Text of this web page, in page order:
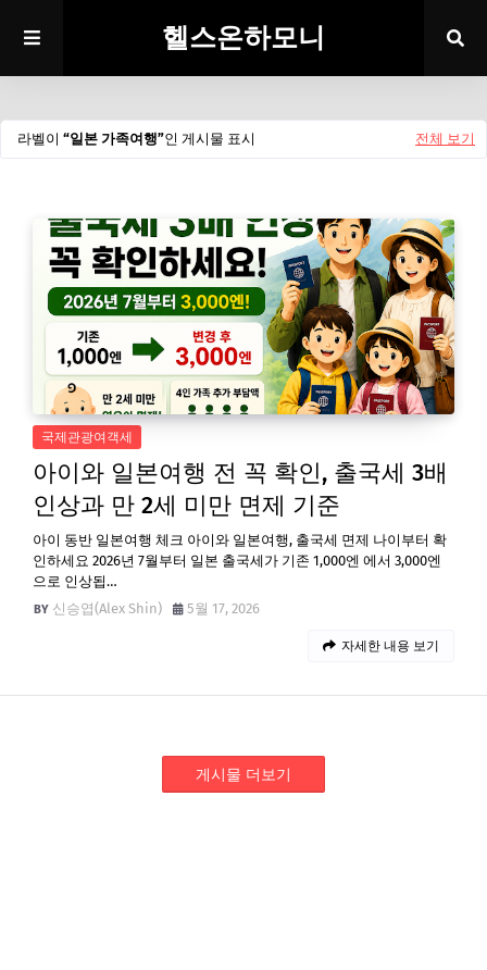
헬스온하모니
라벨이 일본 가족여행 인 게시물 표시 전체 보기
국제관광여객세
아이와 일본여행 전 꼭 확인, 출국세 3배
인상과 만 2세 미만 면제 기준
아이 동반 일본여행 체크 아이와 일본여행, 출국세 면제 나이부터 확
인하세요 2026년 7월부터 일본 출국세가 기존 1,000엔 에서 3,000엔
으로 인상됩…
신승엽(Alex Shin)
5월 17, 2026
자세한 내용 보기
게시물 더보기